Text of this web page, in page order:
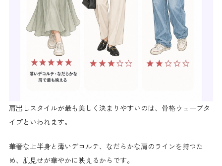
肩出しスタイルが最も美しく決まりやすいのは、骨格ウェーブタ
イプといわれます。
華奢な上半身と薄いデコルテ、なだらかな肩のラインを持つた
め、肌見せが華やかに映えるからです。